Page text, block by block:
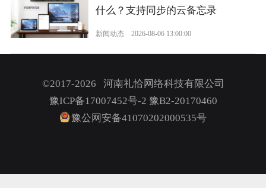
什么？支持同步的云备忘录
新闻动态 2026-08-06 13:00:00
©2017-2026 河南礼恰网络科技有限公司
豫ICP备17007452号-2 豫B2-20170460
豫公网安备41070202000535号